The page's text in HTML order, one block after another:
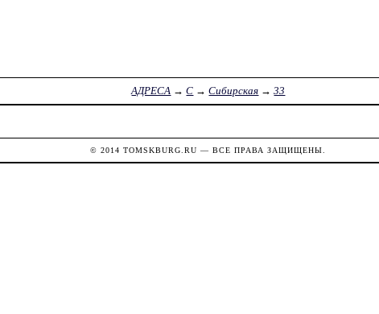
АДРЕСА →С →Сибирская →33
© 2014TOMSKBURG.RU — ВСЕ ПРАВА ЗАЩИЩЕНЫ.